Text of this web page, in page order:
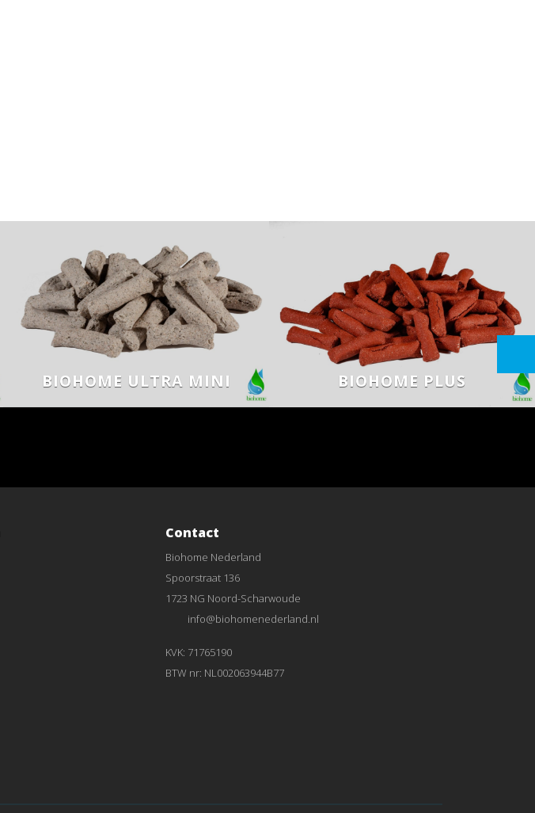
BIOHOME ULTRA MINI BIOHOME PLUS
Contact
Biohome Nederland
Spoorstraat 136
1723 NG Noord-Scharwoude
info@biohomenederland.nl
KVK: 71765190
BTW nr: NL002063944B77